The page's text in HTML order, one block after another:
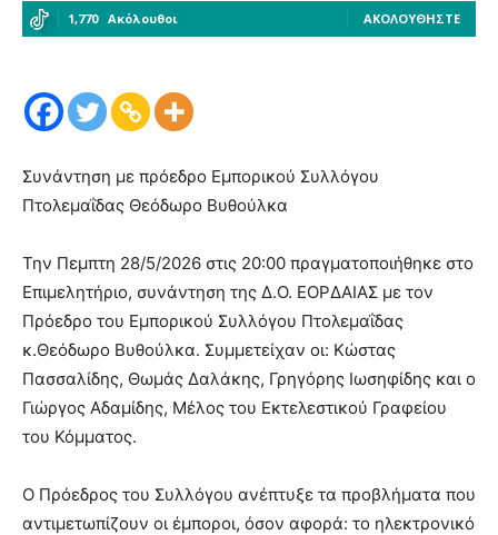
1,770 Ακόλουθοι ΑΚΟΛΟΥΘΉΣΤΕ
Συνάντηση με πρόεδρο Εμπορικού Συλλόγου
Πτολεμαΐδας Θεόδωρο Βυθούλκα
Την Πεμπτη 28/5/2026 στις 20:00 πραγματοποιήθηκε στο
Επιμελητήριο, συνάντηση της Δ.Ο. ΕΟΡΔΑΙΑΣ με τον
Πρόεδρο του Εμπορικού Συλλόγου Πτολεμαΐδας
κ.Θεόδωρο Βυθούλκα. Συμμετείχαν οι: Κώστας
Πασσαλίδης, Θωμάς Δαλάκης, Γρηγόρης Ιωσηφίδης και ο
Γιώργος Αδαμίδης, Μέλος του Εκτελεστικού Γραφείου
του Κόμματος.
Ο Πρόεδρος του Συλλόγου ανέπτυξε τα προβλήματα που
αντιμετωπίζουν οι έμποροι, όσον αφορά: το ηλεκτρονικό